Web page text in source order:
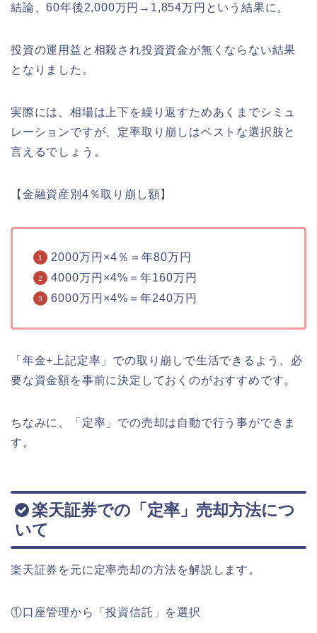
結論、60年後2,000万円→1,854万円という結果に。
投資の運用益と相殺され投資資金が無くならない結果
となりました。
実際には、相場は上下を繰り返すためあくまでシミュ
レーションですが、定率取り崩しはベストな選択肢と
言えるでしょう。
【金融資産別4％取り崩し額】
2000万円×4％＝年80万円
4000万円×4%＝年160万円
6000万円×4%＝年240万円
「年金+上記定率」での取り崩しで生活できるよう、必
要な資金額を事前に決定しておくのがおすすめです。
ちなみに、「定率」での売却は自動で行う事ができま
す。
楽天証券での「定率」売却方法につ
いて
楽天証券を元に定率売却の方法を解説します。
①口座管理から「投資信託」を選択